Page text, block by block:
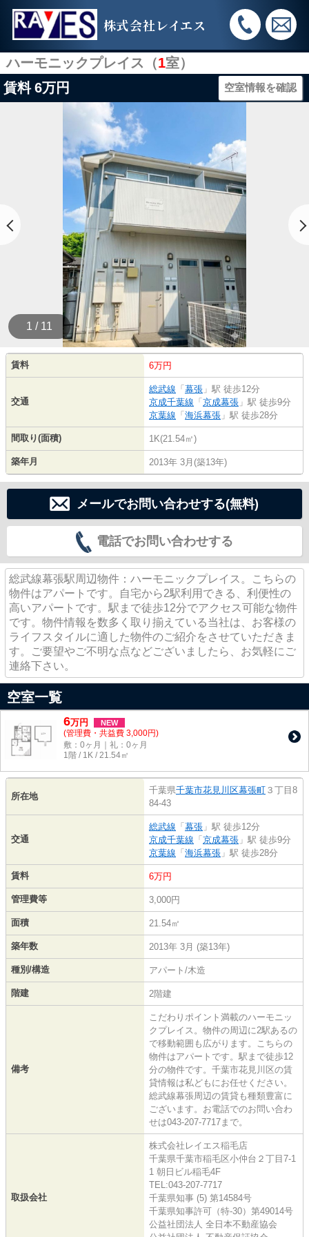
株式会社レイエス
ハーモニックプレイス（1室）
賃料 6万円 空室情報を確認
1 / 11
賃料 6万円
交通
総武線 「 幕張 」駅 徒歩12分
京成千葉線 「 京成幕張 」駅 徒歩9分
京葉線 「 海浜幕張 」駅 徒歩28分
間取り(面積) 1K(21.54㎡)
築年月 2013年 3月(築13年)
メールでお問い合わせする(無料)
電話でお問い合わせする
総武線幕張駅周辺物件：ハーモニックプレイス。こちらの
物件はアパートです。自宅から2駅利用できる、利便性の
高いアパートです。駅まで徒歩12分でアクセス可能な物件
です。物件情報を数多く取り揃えている当社は、お客様の
ライフスタイルに適した物件のご紹介をさせていただきま
す。ご要望やご不明な点などございましたら、お気軽にご
連絡下さい。
空室一覧
6万円 NEW
(管理費・共益費 3,000円)
敷：0ヶ月｜礼：0ヶ月
1階 / 1K / 21.54㎡
所在地
千葉県千葉市花見川区幕張町 ３丁目8
84-43
交通
総武線 「 幕張 」駅 徒歩12分
京成千葉線 「 京成幕張 」駅 徒歩9分
京葉線 「 海浜幕張 」駅 徒歩28分
賃料 6万円
管理費等 3,000円
面積 21.54㎡
築年数 2013年 3月 (築13年)
種別/構造 アパート/木造
階建 2階建
備考
こだわりポイント満載のハーモニッ
クプレイス。物件の周辺に2駅あるの
で移動範囲も広がります。こちらの
物件はアパートです。駅まで徒歩12
分の物件です。千葉市花見川区の賃
貸情報は私どもにお任せください。
総武線幕張周辺の賃貸も種類豊富に
ございます。お電話でのお問い合わ
せは043-207-7717まで。
取扱会社
株式会社レイエス稲毛店
千葉県千葉市稲毛区小仲台２丁目7-1
1 朝日ビル稲毛4F
TEL:043-207-7717
千葉県知事 (5) 第14584号
千葉県知事許可（特-30）第49014号
公益社団法人 全日本不動産協会